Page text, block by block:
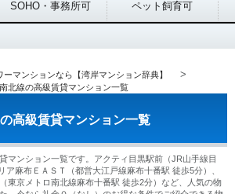
SOHO・事務所可 ペット飼育可
マンションなら【湾岸マンション辞典】 >
北線の高級賃貸マンション一覧
高級賃貸マンション一覧
マンション一覧です。アクティ目黒駅前（JR山手線目
ア麻布ＥＡＳＴ（都営大江戸線麻布十番駅 徒歩5分）、
東京メトロ南北線麻布十番駅 徒歩2分）など、人気の物